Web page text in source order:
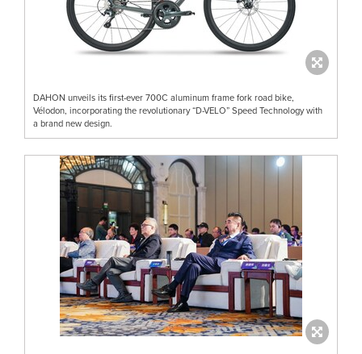
DAHON unveils its first-ever 700C aluminum frame fork road bike,
Vélodon, incorporating the revolutionary “D-VELO” Speed Technology with
a brand new design.